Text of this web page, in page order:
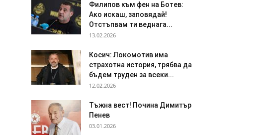
Филипов към фен на Ботев:
Ако искаш, заповядай!
Отстъпвам ти веднага...
13.02.2026
Косич: Локомотив има
страхотна история, трябва да
бъдем труден за всеки...
12.02.2026
Тъжна вест! Почина Димитър
Пенев
03.01.2026